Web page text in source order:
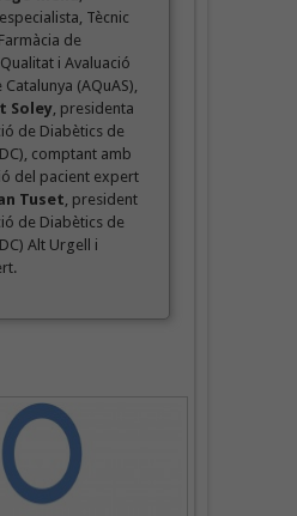
Tècnic
de
Qualitat i Avaluació
(AQuAS),
Soley, presidenta
de Diabètics de
comptant amb
del pacient expert
Tuset , president
de Diabètics de
Alt Urgell i